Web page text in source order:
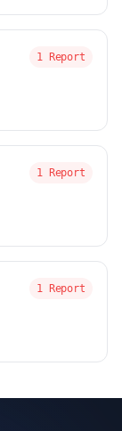
1 Report
1 Report
1 Report